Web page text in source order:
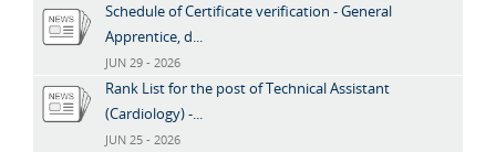
Schedule of Certificate verification - General
Apprentice, d...
JUN 29 - 2026
Rank List for the post of Technical Assistant
(Cardiology) -...
JUN 25 - 2026